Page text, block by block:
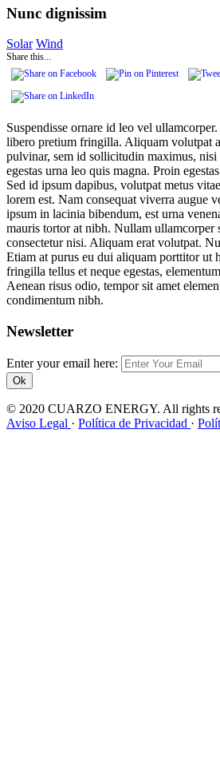
Nunc dignissim
Solar Wind
Share this...
Suspendisse ornare id leo vel
libero pretium fringilla. Aliquam volutpat
pulvinar, sem id sollicitudin maximus,
egestas urna leo quis magna. Proin
Sed id ipsum dapibus, volutpat metus
lorem est. Nam consequat viverra augue
ipsum in lacinia bibendum, est urna
mauris tortor at nibh. Nullam
consectetur nisi. Aliquam erat volutpat.
Etiam at purus eu dui aliquam porttitor ut
fringilla tellus et neque egestas,
Aenean risus odio, tempor sit amet
condimentum nibh.
Newsletter
Enter your email here:
Ok
© 2020 CUARZO ENERGY. All rights
Aviso Legal · Política de Privacidad ·